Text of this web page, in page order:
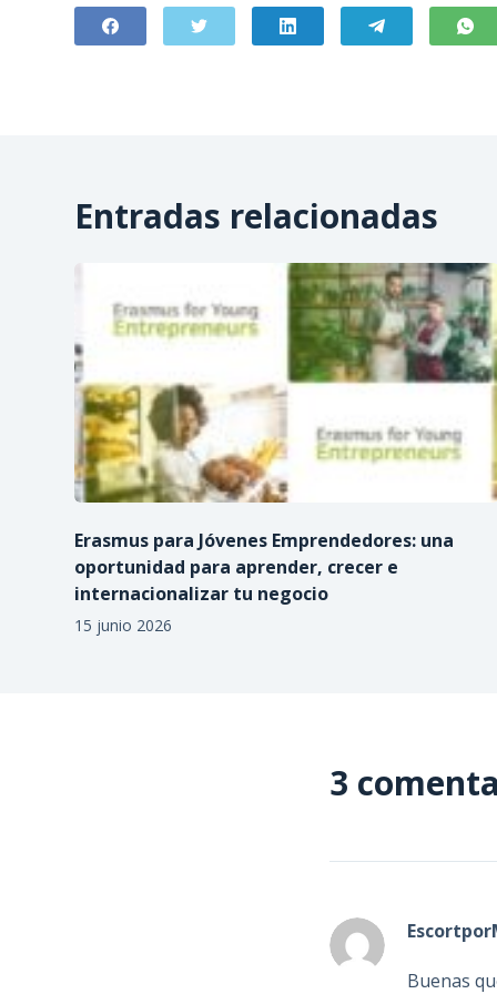
Entradas relacionadas
Erasmus para Jóvenes Emprendedores: una
oportunidad para aprender, crecer e
internacionalizar tu negocio
15 junio 2026
3
Buenas